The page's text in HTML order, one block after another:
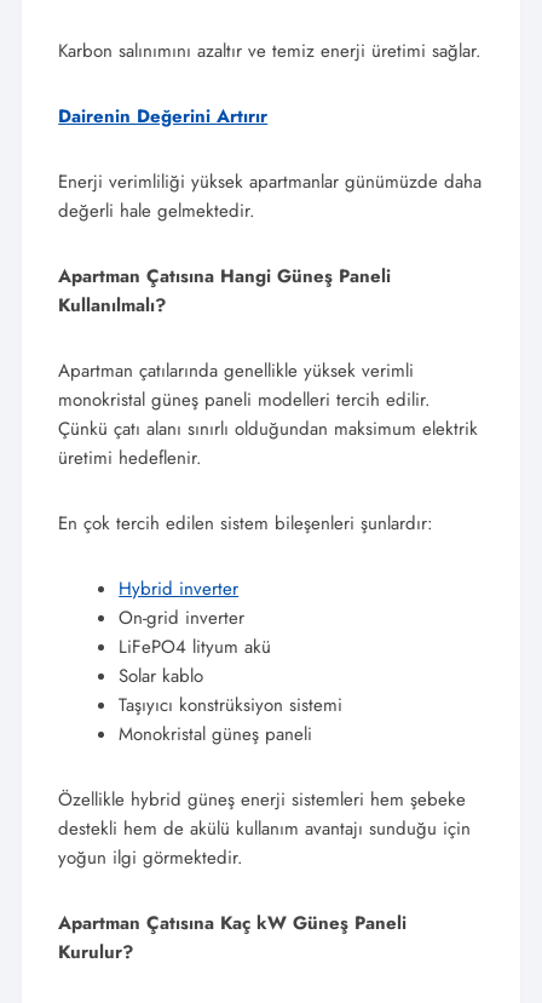
Karbon salınımını azaltır ve temiz enerji üretimi sağlar.
Dairenin Değerini Artırır
Enerji verimliliği yüksek apartmanlar günümüzde daha
değerli hale gelmektedir.
Apartman Çatısına Hangi Güneş Paneli
Kullanılmalı?
Apartman çatılarında genellikle yüksek verimli
monokristal güneş paneli modelleri tercih edilir.
Çünkü çatı alanı sınırlı olduğundan maksimum elektrik
üretimi hedeflenir.
En çok tercih edilen sistem bileşenleri şunlardır:
Hybrid inverter
On-grid inverter
LiFePO4 lityum akü
Solar kablo
Taşıyıcı konstrüksiyon sistemi
Monokristal güneş paneli
Özellikle hybrid güneş enerji sistemleri hem şebeke
destekli hem de akülü kullanım avantajı sunduğu için
yoğun ilgi görmektedir.
Apartman Çatısına Kaç kW Güneş Paneli
Kurulur?